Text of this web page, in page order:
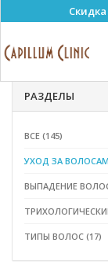
Полезные
РАЗДЕЛЫ
ВСЕ (145)
УХОД ЗА
ВЫПАДЕНИЕ
ТИПЫ ВОЛОС (17)